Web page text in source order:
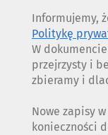
Informujemy,
Politykę
W
przejrzysty i
zbieramy i
Nowe zapisy
konieczności